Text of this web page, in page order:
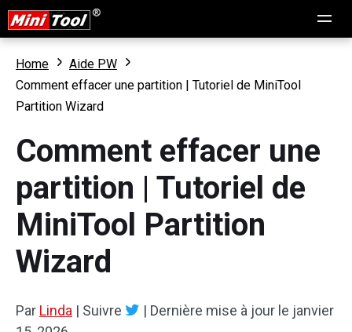
Home
Aide PW
Comment effacer une partition | Tutoriel de MiniTool
Partition Wizard
Comment effacer une
partition | Tutoriel de
MiniTool Partition
Wizard
Par Linda | Suivre | Dernière mise à jour le janvier